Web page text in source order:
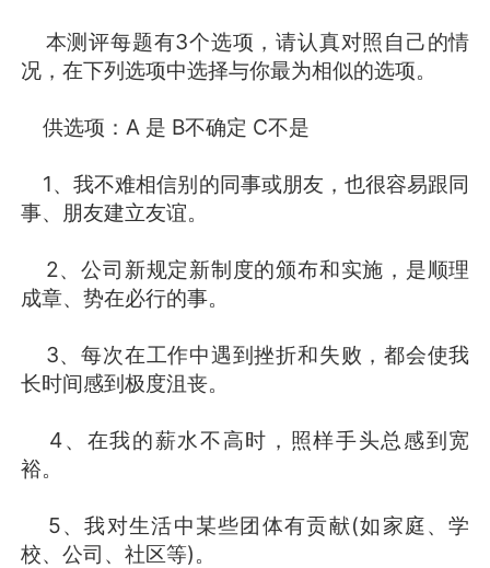
本测评每题有3个选项，请认真对照自己的情
况，在下列选项中选择与你最为相似的选项。
供选项：A 是 B不确定 C不是
1、我不难相信别的同事或朋友，也很容易跟同
事、朋友建立友谊。
2、公司新规定新制度的颁布和实施，是顺理
成章、势在必行的事。
3、每次在工作中遇到挫折和失败，都会使我
长时间感到极度沮丧。
4、在我的薪水不高时，照样手头总感到宽
裕。
5、我对生活中某些团体有贡献(如家庭、学
校、公司、社区等)。